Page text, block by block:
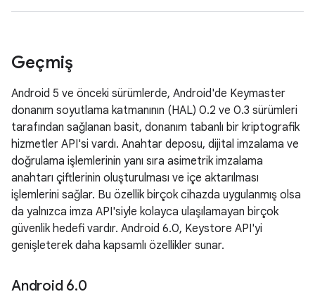
Geçmiş
Android 5 ve önceki sürümlerde, Android'de Keymaster
donanım soyutlama katmanının (HAL) 0.2 ve 0.3 sürümleri
tarafından sağlanan basit, donanım tabanlı bir kriptografik
hizmetler API'si vardı. Anahtar deposu, dijital imzalama ve
doğrulama işlemlerinin yanı sıra asimetrik imzalama
anahtarı çiftlerinin oluşturulması ve içe aktarılması
işlemlerini sağlar. Bu özellik birçok cihazda uygulanmış olsa
da yalnızca imza API'siyle kolayca ulaşılamayan birçok
güvenlik hedefi vardır. Android 6.0, Keystore API'yi
genişleterek daha kapsamlı özellikler sunar.
Android 6.0